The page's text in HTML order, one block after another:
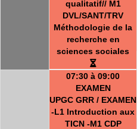
qualitatif// M1
DVL/SANT/TRV
Méthodologie de la
recherche en
sciences sociales
07:30 à 09:00
EXAMEN
UPGC GRR / EXAMEN
-L1 Introduction aux
TICN -M1 CDP